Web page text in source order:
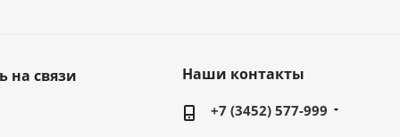
на связи Наши контакты
+7 (3452) 577-999